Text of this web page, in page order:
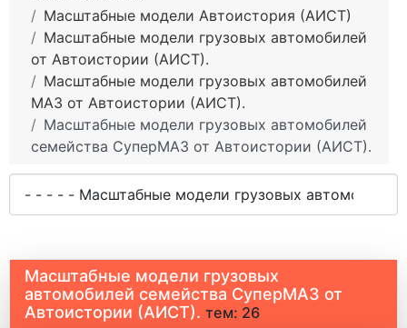
Масштабные модели Автоистория (АИСТ)
Масштабные модели грузовых автомобилей
от Автоистории (АИСТ).
Масштабные модели грузовых автомобилей
МАЗ от Автоистории (АИСТ).
Масштабные модели грузовых автомобилей
семейства СуперМАЗ от Автоистории (АИСТ).
Масштабные модели грузовых
автомобилей семейства СуперМАЗ от
Автоистории (АИСТ). тем: 26